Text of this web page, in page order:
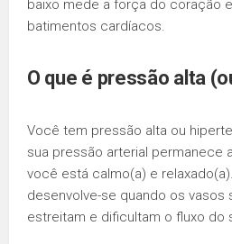
baixo mede a força do coração
batimentos cardíacos.
O que é pressão alta
Você tem pressão alta ou
sua pressão arterial permanece
você está calmo(a) e
desenvolve-se quando os vasos
estreitam e dificultam o fluxo do